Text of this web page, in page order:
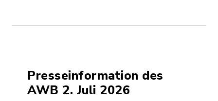
Presseinformation des
AWB 2. Juli 2026